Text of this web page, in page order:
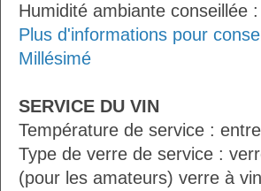
Humidité ambiante conseillée
Plus d'informations pour
Millésimé
SERVICE DU VIN
Température de service :
Type de verre de service :
(pour les amateurs) verre à